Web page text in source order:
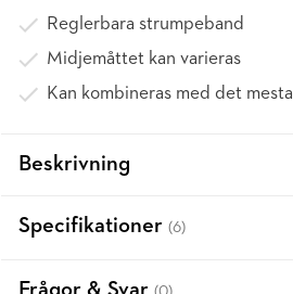
Reglerbara strumpeband
Midjemåttet kan varieras
Kan kombineras med det mesta
Beskrivning
Specifikationer (6)